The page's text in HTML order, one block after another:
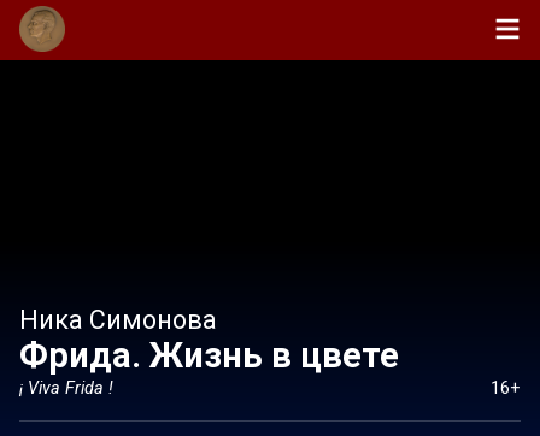
Ника Симонова
Фрида. Жизнь в цвете
¡ Viva Frida ! 16+